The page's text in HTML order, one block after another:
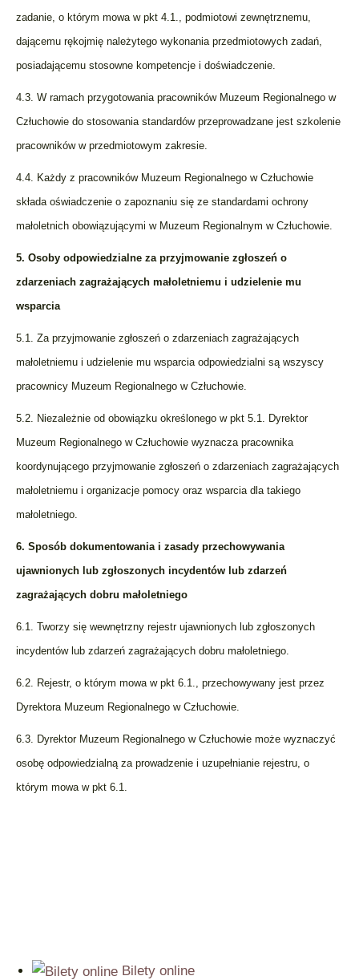
zadanie, o którym mowa w pkt 4.1., podmiotowi zewnętrznemu,
dającemu rękojmię należytego wykonania przedmiotowych zadań,
posiadającemu stosowne kompetencje i doświadczenie.
4.3. W ramach przygotowania pracowników Muzeum Regionalnego w
Człuchowie do stosowania standardów przeprowadzane jest szkolenie
pracowników w przedmiotowym zakresie.
4.4. Każdy z pracowników Muzeum Regionalnego w Człuchowie
składa oświadczenie o zapoznaniu się ze standardami ochrony
małoletnich obowiązującymi w Muzeum Regionalnym w Człuchowie.
5. Osoby odpowiedzialne za przyjmowanie zgłoszeń o
zdarzeniach zagrażających małoletniemu i udzielenie mu
wsparcia
5.1. Za przyjmowanie zgłoszeń o zdarzeniach zagrażających
małoletniemu i udzielenie mu wsparcia odpowiedzialni są wszyscy
pracownicy Muzeum Regionalnego w Człuchowie.
5.2. Niezależnie od obowiązku określonego w pkt 5.1. Dyrektor
Muzeum Regionalnego w Człuchowie wyznacza pracownika
koordynującego przyjmowanie zgłoszeń o zdarzeniach zagrażających
małoletniemu i organizacje pomocy oraz wsparcia dla takiego
małoletniego.
6. Sposób dokumentowania i zasady przechowywania
ujawnionych lub zgłoszonych incydentów lub zdarzeń
zagrażających dobru małoletniego
6.1. Tworzy się wewnętrzny rejestr ujawnionych lub zgłoszonych
incydentów lub zdarzeń zagrażających dobru małoletniego.
6.2. Rejestr, o którym mowa w pkt 6.1., przechowywany jest przez
Dyrektora Muzeum Regionalnego w Człuchowie.
6.3. Dyrektor Muzeum Regionalnego w Człuchowie może wyznaczyć
osobę odpowiedzialną za prowadzenie i uzupełnianie rejestru, o
którym mowa w pkt 6.1.
Bilety online